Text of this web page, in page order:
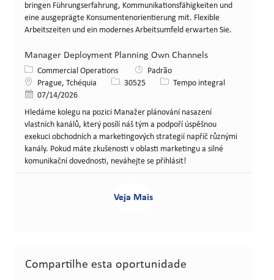
bringen Führungserfahrung, Kommunikationsfähigkeiten und
eine ausgeprägte Konsumentenorientierung mit. Flexible
Arbeitszeiten und ein modernes Arbeitsumfeld erwarten Sie.
Manager Deployment Planning Own Channels
Categoria
Commercial Operations
Padrão
LocalPrague, Tchéquia ID da vaga
30525 Tipo de cargo
Tempo integral
Data de publicação
07/14/2026
Hledáme kolegu na pozici Manažer plánování nasazení
vlastních kanálů, který posílí náš tým a podpoří úspěšnou
exekuci obchodních a marketingových strategií napříč různými
kanály. Pokud máte zkušenosti v oblasti marketingu a silné
komunikační dovednosti, neváhejte se přihlásit!
Veja Mais
Compartilhe esta oportunidade